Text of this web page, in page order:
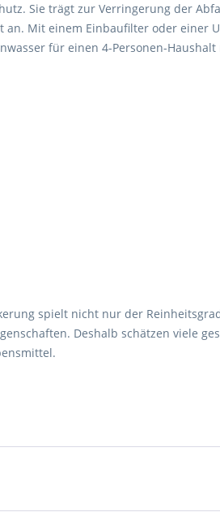
Sie trägt zur Verringerung der
Mit einem Einbaufilter oder einer
für einen 4-Personen-Haushalt
spielt nicht nur der
Deshalb schätzen viele